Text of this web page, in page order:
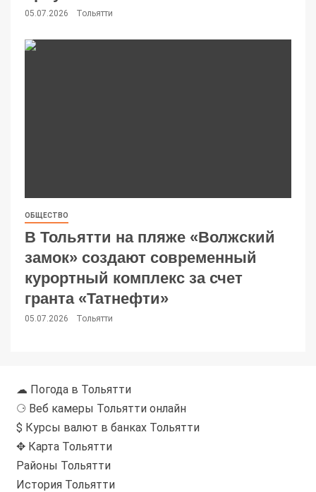
05.07.2026 Тольятти
ОБЩЕСТВО
В Тольятти на пляже «Волжский
замок» создают современный
курортный комплекс за счет
гранта «Татнефти»
05.07.2026 Тольятти
☁ Погода в Тольятти
⚆ Веб камеры Тольятти онлайн
$ Курсы валют в банках Тольятти
✥ Карта Тольятти
Районы Тольятти
История Тольятти